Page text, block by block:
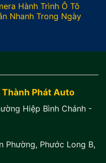
Hành Trình Ô Tô
Nhanh Trong Ngày
Phát Auto
Hiệp Bình Chánh -
Phường, Phước Long B,